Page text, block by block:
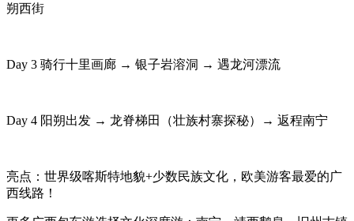
朔西街
Day 3 骑行十里画廊 → 银子岩溶洞 → 遇龙河漂流
Day 4 阳朔出发 → 龙脊梯田（壮族村寨探秘）→ 返程南宁
亮点：世界级喀斯特地貌+少数民族文化，欧美游客最爱的广
西线路！